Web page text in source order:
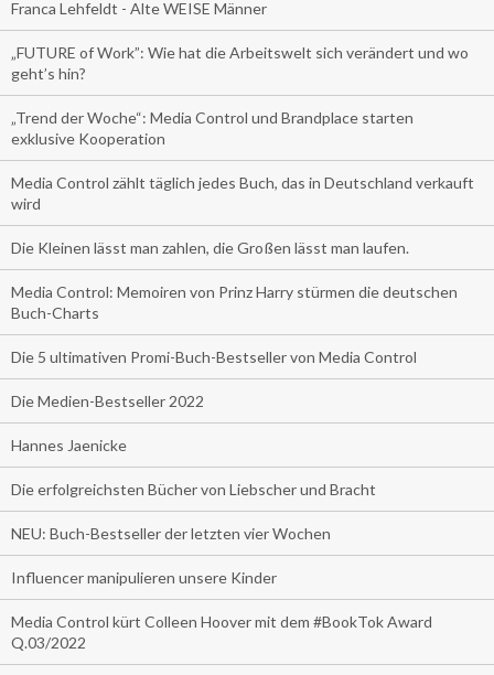
Franca Lehfeldt - Alte WEISE Männer
„FUTURE of Work”: Wie hat die Arbeitswelt sich verändert und wo
geht’s hin?
„Trend der Woche“: Media Control und Brandplace starten
exklusive Kooperation
Media Control zählt täglich jedes Buch, das in Deutschland verkauft
wird
Die Kleinen lässt man zahlen, die Großen lässt man laufen.
Media Control: Memoiren von Prinz Harry stürmen die deutschen
Buch-Charts
Die 5 ultimativen Promi-Buch-Bestseller von Media Control
Die Medien-Bestseller 2022
Hannes Jaenicke
Die erfolgreichsten Bücher von Liebscher und Bracht
NEU: Buch-Bestseller der letzten vier Wochen
Influencer manipulieren unsere Kinder
Media Control kürt Colleen Hoover mit dem #BookTok Award
Q.03/2022